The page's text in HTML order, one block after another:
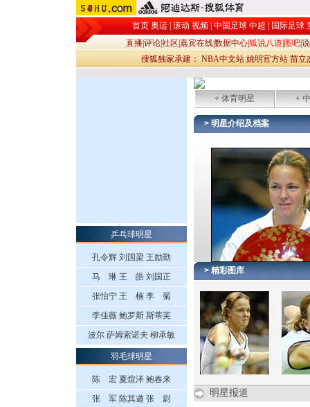
首页 奥运| 滚动 视频| 中国足球 中超 国际足球
直播评论社区 嘉宾在线数据中心狐说八道 图吧
搜狐独家承建： NBA中文站 姚明官方站 苗立
乒乓球明星
孔令辉 刘国梁 王励勤
马 琳 王 皓 刘国正
张怡宁 王 楠 李 菊
李佳薇 鲍罗斯 斯蒂芙
波尔 萨姆索诺夫 柳承敏
羽毛球明星
陈 宏 夏煊泽 鲍春来
张 军 陈其遒 张 尉
+ 体育明星 +
> 明星介绍及档案
> 精彩图库
明星报道